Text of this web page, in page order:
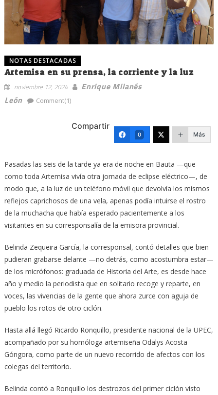
NOTAS DESTACADAS
Artemisa en su prensa, la corriente y la luz
noviembre 12, 2024
Enrique Milanés
León
Comment(1)
Compartir
0 Más
Pasadas las seis de la tarde ya era de noche en Bauta —que
como toda Artemisa vivía otra jornada de eclipse eléctrico—, de
modo que, a la luz de un teléfono móvil que devolvía los mismos
reflejos caprichosos de una vela, apenas podía intuirse el rostro
de la muchacha que había esperado pacientemente a los
visitantes en su corresponsalía de la emisora provincial.
Belinda Zequeira García, la corresponsal, contó detalles que bien
pudieran grabarse delante —no detrás, como acostumbra estar—
de los micrófonos: graduada de Historia del Arte, es desde hace
año y medio la periodista que en solitario recoge y reparte, en
voces, las vivencias de la gente que ahora zurce con aguja de
pueblo los rotos de otro ciclón.
Hasta allá llegó Ricardo Ronquillo, presidente nacional de la UPEC,
acompañado por su homóloga artemiseña Odalys Acosta
Góngora, como parte de un nuevo recorrido de afectos con los
colegas del territorio.
Belinda contó a Ronquillo los destrozos del primer ciclón visto